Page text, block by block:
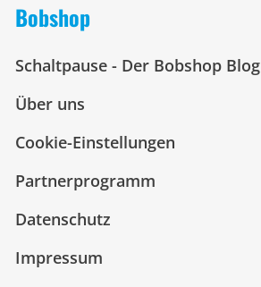
Bobshop
Schaltpause - Der Bobshop Blog
Über uns
Cookie-Einstellungen
Partnerprogramm
Datenschutz
Impressum